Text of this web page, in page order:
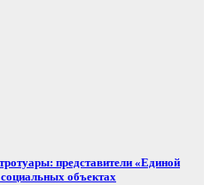
представители «Единой
объектах